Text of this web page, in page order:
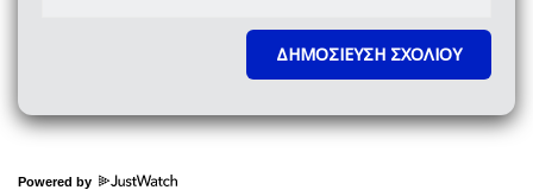
Powered by